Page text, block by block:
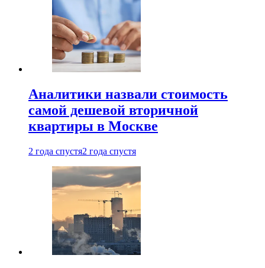
Аналитики назвали стоимость
самой дешевой вторичной
квартиры в Москве
2 года спустя2 года спустя